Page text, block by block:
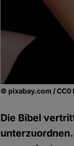
© pixabay.com / CC0
Die Bibel